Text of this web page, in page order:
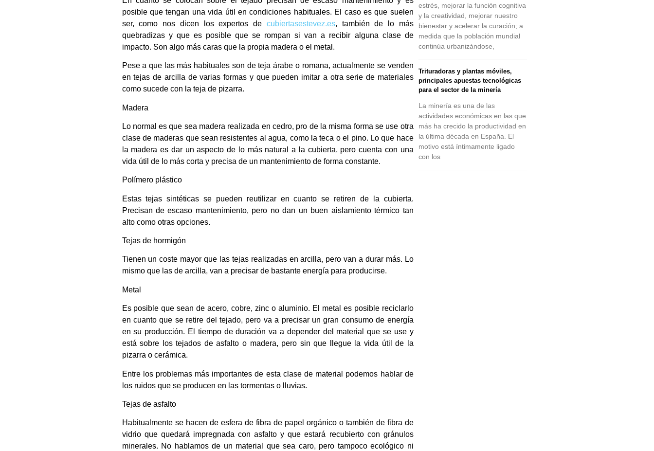
posible que tengan una vida útil en condiciones habituales. El caso es que suelen
ser, como nos dicen los expertos de cubiertasestevez.es, también de lo más
quebradizas y que es posible que se rompan si van a recibir alguna clase de
impacto. Son algo más caras que la propia madera o el metal.
Pese a que las más habituales son de teja árabe o romana, actualmente se venden
en tejas de arcilla de varias formas y que pueden imitar a otra serie de materiales
como sucede con la teja de pizarra.
Madera
Lo normal es que sea madera realizada en cedro, pro de la misma forma se use otra
clase de maderas que sean resistentes al agua, como la teca o el pino. Lo que hace
la madera es dar un aspecto de lo más natural a la cubierta, pero cuenta con una
vida útil de lo más corta y precisa de un mantenimiento de forma constante.
Polímero plástico
Estas tejas sintéticas se pueden reutilizar en cuanto se retiren de la cubierta.
Precisan de escaso mantenimiento, pero no dan un buen aislamiento térmico tan
alto como otras opciones.
Tejas de hormigón
Tienen un coste mayor que las tejas realizadas en arcilla, pero van a durar más. Lo
mismo que las de arcilla, van a precisar de bastante energía para producirse.
Metal
Es posible que sean de acero, cobre, zinc o aluminio. El metal es posible reciclarlo
en cuanto que se retire del tejado, pero va a precisar un gran consumo de energía
en su producción. El tiempo de duración va a depender del material que se use y
está sobre los tejados de asfalto o madera, pero sin que llegue la vida útil de la
pizarra o cerámica.
Entre los problemas más importantes de esta clase de material podemos hablar de
los ruidos que se producen en las tormentas o lluvias.
Tejas de asfalto
Habitualmente se hacen de esfera de fibra de papel orgánico o también de fibra de
vidrio que quedará impregnada con asfalto y que estará recubierto con gránulos
minerales. No hablamos de un material que sea caro, pero tampoco ecológico ni
estrés, mejorar la función cognitiva
y la creatividad, mejorar nuestro
bienestar y acelerar la curación; a
medida que la población mundial
continúa urbanizándose,
Trituradoras y plantas móviles,
principales apuestas tecnológicas
para el sector de la minería
La minería es una de las
actividades económicas en las que
más ha crecido la productividad en
la última década en España. El
motivo está íntimamente ligado
con los